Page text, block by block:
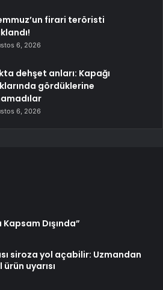
firari teröristi
6, 2026
dehşet anları: Kapağı
gördüklerine
6, 2026
Dışında”
siroza yol açabilir: Uzmandan
uyarısı